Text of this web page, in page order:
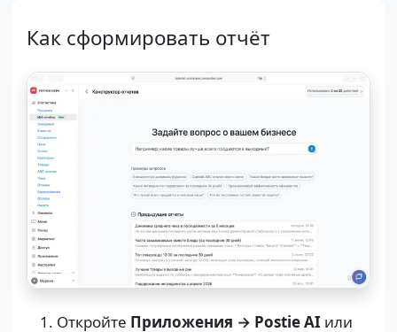
Как сформировать отчёт
Откройте Приложения → Postie AI или